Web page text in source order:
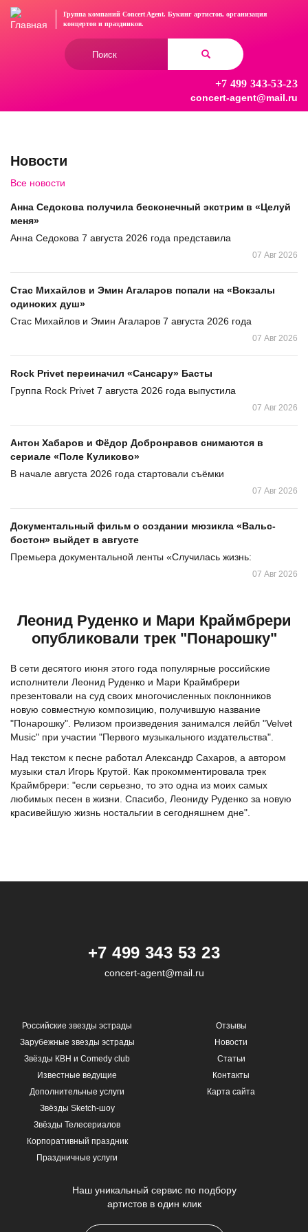
Перейти
Группа компаний Concert Agent. Букинг артистов, организация
концертови праздников.
+7 499 343-53-23
concert-agent@mail.ru
Новости
Все новости
Анна Седокова получила бесконечный экстрим в «Целуй
меня»
Анна Седокова 7 августа 2026 года представила
07 Авг 2026
Стас Михайлов и Эмин Агаларов попали на «Вокзалы
одиноких душ»
Стас Михайлов и Эмин Агаларов 7 августа 2026 года
07 Авг 2026
Rock Privet переиначил «Сансару» Басты
Группа Rock Privet 7 августа 2026 года выпустила
07 Авг 2026
Антон Хабаров и Фёдор Добронравов снимаются в
сериале «Поле Куликово»
В начале августа 2026 года стартовали съёмки
07 Авг 2026
Документальный фильм о создании мюзикла «Вальс-
бостон» выйдет в августе
Премьера документальной ленты «Случилась жизнь:
07 Авг 2026
Леонид Руденко и Мари Краймбрери
опубликовали трек "Понарошку"
В сети десятого июня этого года популярные российские
исполнители Леонид Руденко и Мари Краймбрери
презентовали на суд своих многочисленных поклонников
новую совместную композицию, получившую название
"Понарошку". Релизом произведения занимался лейбл "Velvet
Music" при участии "Первого музыкального издательства".
Над текстом к песне работал Александр Сахаров, а автором
музыки стал Игорь Крутой. Как прокомментировала трек
Краймбрери: "если серьезно, то это одна из моих самых
любимых песен в жизни. Спасибо, Леониду Руденко за новую
красивейшую жизнь ностальгии в сегодняшнем дне".
+7 499 343 53 23
concert-agent@mail.ru
Российские звезды эстрады
Зарубежные звезды эстрады
Звёзды КВН и Comedy club
Известные ведущие
Дополнительные услуги
Звёзды Sketch-шоу
Звёзды Телесериалов
Корпоративный праздник
Праздничные услуги
Отзывы
Новости
Статьи
Контакты
Карта сайта
Наш уникальный сервис по подбору
артистов в один клик